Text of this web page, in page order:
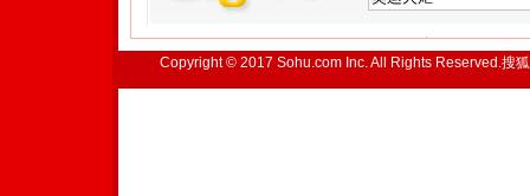
Copyright © 2017 Sohu.com Inc. All Rights Reserved.搜